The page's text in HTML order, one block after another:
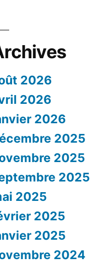
2026
2026
2026
2025
2025
2025
2025
2025
2025
2024